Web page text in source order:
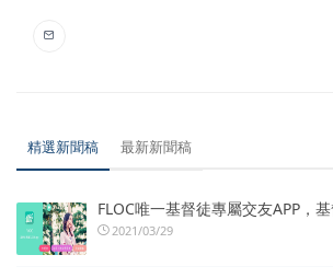
精選新聞稿 最新新聞稿
FLOC唯一基督徒專屬交友APP，
2021/03/29